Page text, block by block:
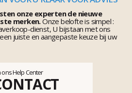
onze experten de nieuwe
merken.Onze belofte is simpel :
dienst, U bijstaan met ons
juiste en aangepaste keuze bij uw
ons Help Center